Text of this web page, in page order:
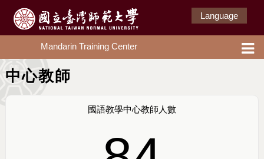
Language
Mandarin Training Center
中心教師
國語教學中心教師人數